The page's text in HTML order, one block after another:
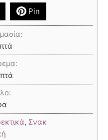
Pin
, Σνακ